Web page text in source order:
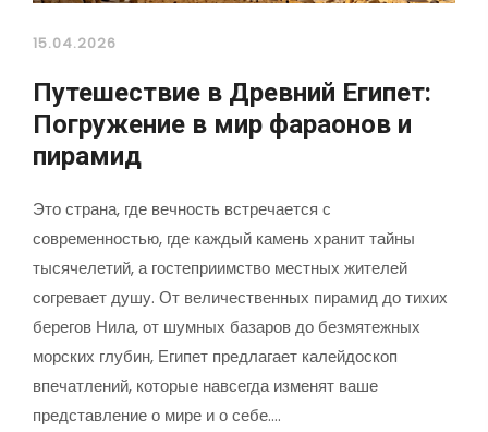
15.04.2026
Путешествие в Древний Египет:
Погружение в мир фараонов и
пирамид
Это страна, где вечность встречается с
современностью, где каждый камень хранит тайны
тысячелетий, а гостеприимство местных жителей
согревает душу. От величественных пирамид до тихих
берегов Нила, от шумных базаров до безмятежных
морских глубин, Египет предлагает калейдоскоп
впечатлений, которые навсегда изменят ваше
представление о мире и о себе.…